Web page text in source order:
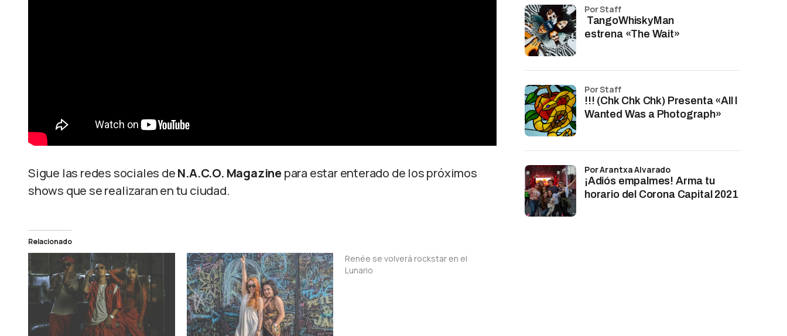
Sigue las redes sociales deN.A.C.O. Magazinepara estar enterado de los próximos
shows que se realizaran en tu ciudad.
Relacionado
Renée se volverá rockstar en el
Lunario
TangoWhiskyMan
estrena «The Wait»
por Staff
!!! (Chk Chk Chk) Presenta «All I
Wanted Was a Photograph»
por Staff
¡Adiós empalmes! Arma tu
horario del Corona Capital 2021
por Arantxa Alvarado